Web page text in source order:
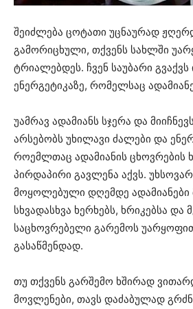
შეიძლება ცოტათი უცნაურად
გამორიცხული, თქვენს სახლში
ტრიალებდეს. ჩვენ საუბარი გვაქვს
ენერგეტიკაზე, რომელსაც
უამრავ ადამიანს სჯერა და
არსებობს უხილავი ძალები და
როემლთაც ადამიანის ცხოვრების
პირდაპირი გავლენა აქვს.
მოყოლებული დღემდე ადამიანები
სხვადასხვა ხერხებს, ხრიკებსა და
საცხოვრებელი გარემოს
გასაწმენდად.
თუ თქვენს გარშემო ხშირად
მოვლენები, თავს დაძაბულად